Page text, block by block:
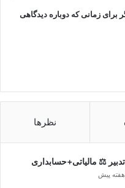
برای زمانی که دوباره دیدگاهی
نظرها
⚖️ مالیاتی+حسابداری